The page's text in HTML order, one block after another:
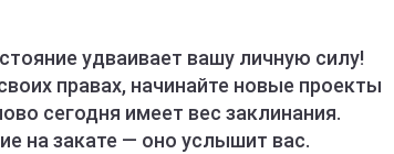
удваивает вашу личную силу!
правах, начинайте новые проекты
сегодня имеет вес заклинания.
на закате — оно услышит вас.